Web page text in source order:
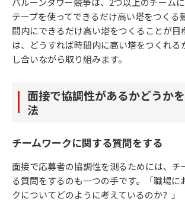
テープを使ってできるだけ高い塔をつくる
間内にできるだけ高い塔をつくることが目
は、どうすれば時間内に高い塔をつくれる
し合いながら取り組みます。
面接で協調性があるかどうか
法
チームワークに関する質問をする
面接で応募者の協調性を測るためには、チ
る質問をするのも一つの手です。「職場に
クについてどのように考えているのか？」